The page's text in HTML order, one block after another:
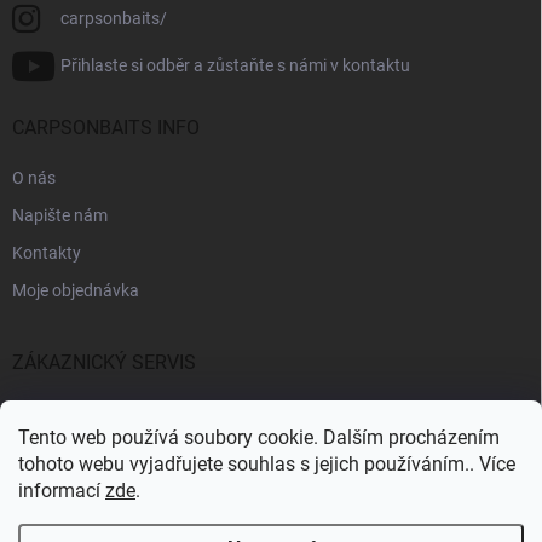
Tento web používá soubory cookie. Dalším procházením
tohoto webu vyjadřujete souhlas s jejich používáním.. Více
informací zde.
carpsonbaits/
Přihlaste si odběr a zůstaňte s námi v kontaktu
CARPSONBAITS INFO
O nás
Napište nám
Kontakty
Moje objednávka
ZÁKAZNICKÝ SERVIS
Obchodní podmínky
Informace k GDPR